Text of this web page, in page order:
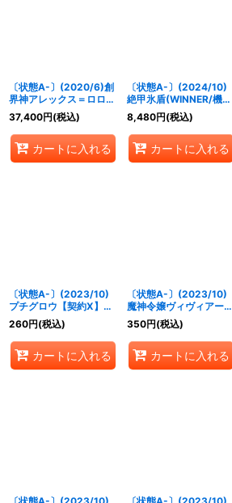
〔状態A-〕(2020/6)創
界神アレックス＝ロロ
(バトスピチャンピオン
シップ2019-超煌臨杯-)
【XX】{BS51-XX03}
《多》
37,400円(税込)
カートに入れる
〔状態A-〕(2024/10)
絶甲氷盾(WINNER/機動
戦士ガンダムイラスト)
【-】{SD56-RV009}
《白》
8,480円(税込)
カートに入れる
〔状態A-〕(2023/10)
プチグロウ【契約X】
{BS66-CX01}《赤》
260円(税込)
カートに入れる
〔状態A-〕(2023/10)
魔神令嬢ヴィヴィアーヌ
【X】{BS66-X03}
《紫》
350円(税込)
カートに入れる